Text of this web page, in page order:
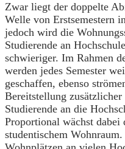
Zwar liegt der doppelte
Welle von Erstsemestern
jedoch wird die
Studierende an
schwieriger. Im Rahmen
werden jedes Semester
geschaffen, ebenso
Bereitstellung
Studierende an die
Proportional wächst dabei
studentischem